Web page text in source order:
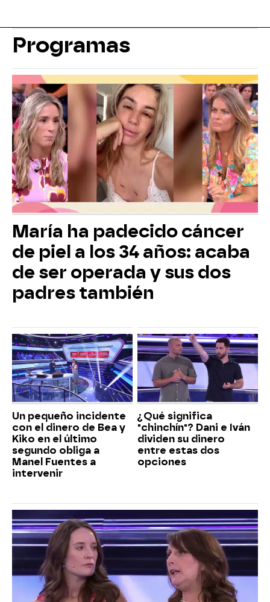
Programas
María ha padecido cáncer
de piel a los 34 años: acaba
de ser operada y sus dos
padres también
Un pequeño incidente
con el dinero de Bea y
Kiko en el último
segundo obliga a
Manel Fuentes a
intervenir
¿Qué significa
"chinchín"? Dani e Iván
dividen su dinero
entre estas dos
opciones